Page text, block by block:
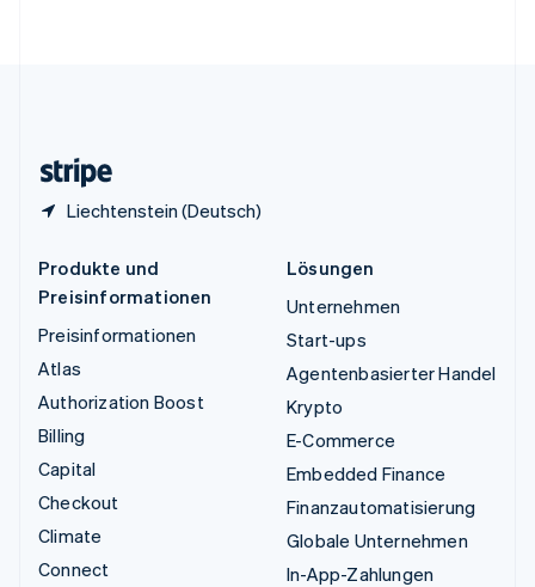
Liechtenstein (Deutsch)
Produkte und
Preisinformationen
Preisinformationen
Atlas
Authorization Boost
Billing
Capital
Checkout
Climate
Connect
Lösungen
Unternehmen
Start-ups
Agentenbasierter Handel
Krypto
E-Commerce
Embedded Finance
Finanzautomatisierung
Globale Unternehmen
In-App-Zahlungen